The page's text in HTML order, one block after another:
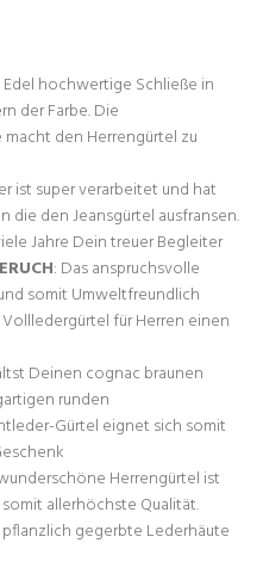
Edel hochwertige Schließe in
der Farbe. Die
den Herrengürtel zu
ist super verarbeitet und hat
den Jeansgürtel ausfransen.
Jahre Dein treuer Begleiter
: Das anspruchsvolle
somit Umweltfreundlich
für Herren einen
Deinen cognac braunen
runden
Gürtel eignet sich somit
Herrengürtel ist
allerhöchste Qualität.
gegerbte Lederhäute